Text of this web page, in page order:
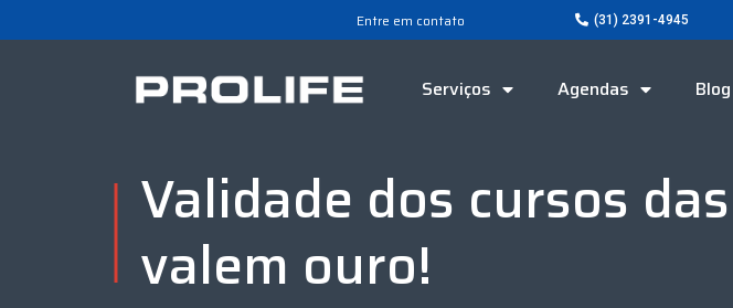
Entre em contato (31) 2391-4945
Serviços Agendas Blog
Validade dos cursos
valem ouro!